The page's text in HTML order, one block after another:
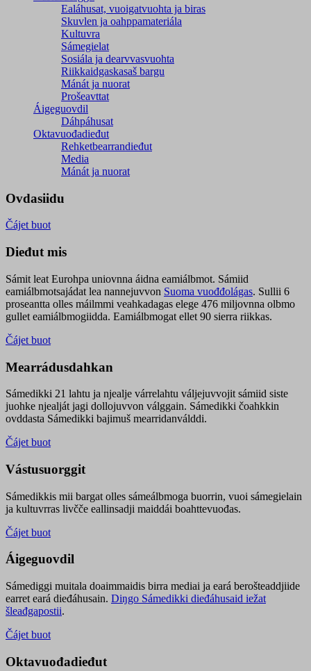
Ealáhusat, vuoigatvuohta ja biras
Skuvlen ja oahppamateriála
Kultuvra
Sámegielat
Sosiála ja dearvvasvuohta
Riikkaidgaskasaš bargu
Mánát ja nuorat
Prošeavttat
Áigeguovdil
Dáhpáhusat
Oktavuođadieđut
Rehketbearrandieđut
Media
Mánát ja nuorat
Ovdasiidu
Čájet buot
Dieđut mis
Sámit leat Eurohpa uniovnna áidna eamiálbmot. Sámiid
eamiálbmotsajádat lea nannejuvvon Suoma vuođđolágas. Sullii 6
proseantta olles máilmmi veahkadagas elege 476 miljovnna olbmo
gullet eamiálbmogiidda. Eamiálbmogat ellet 90 sierra riikkas.
Čájet buot
Mearrádusdahkan
Sámedikki 21 lahtu ja njealje várrelahtu váljejuvvojit sámiid siste
juohke njealját jagi dollojuvvon válggain. Sámedikki čoahkkin
ovddasta Sámedikki bajimuš mearridanválddi.
Čájet buot
Vástusuorggit
Sámedikkis mii bargat olles sámeálbmoga buorrin, vuoi sámegielain
ja kultuvrras livčče eallinsadji maiddái boahttevuođas.
Čájet buot
Áigeguovdil
Sámediggi muitala doaimmaidis birra mediai ja eará berošteaddjiide
earret eará dieđáhusain. Diŋgo Sámedikki dieđáhusaid iežat
šleađgapostii.
Čájet buot
Oktavuođadieđut